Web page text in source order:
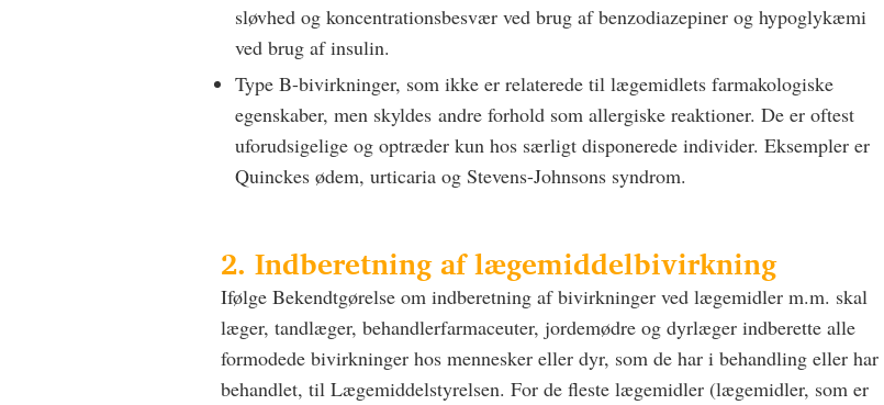
sløvhed og koncentrationsbesvær ved brug af benzodiazepiner og hypoglykæmi
ved brug af insulin.
Type B-bivirkninger, som ikke er relaterede til lægemidlets farmakologiske
egenskaber, men skyldes andre forhold som allergiske reaktioner. De er oftest
uforudsigelige og optræder kun hos særligt disponerede individer. Eksempler er
Quinckes ødem, urticaria og Stevens-Johnsons syndrom.
2. Indberetning af lægemiddelbivirkning
Ifølge Bekendtgørelse om indberetning af bivirkninger ved lægemidler m.m. skal
læger, tandlæger, behandlerfarmaceuter, jordemødre og dyrlæger indberette alle
formodede bivirkninger hos mennesker eller dyr, som de har i behandling eller har
behandlet, til Lægemiddelstyrelsen. For de fleste lægemidler (lægemidler, som er